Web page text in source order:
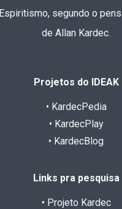
segundo o
de Allan Kardec.
Projetos do IDEAK
• KardecPedia
• KardecPlay
• KardecBlog
Links pra pesquisa
• Projeto Kardec